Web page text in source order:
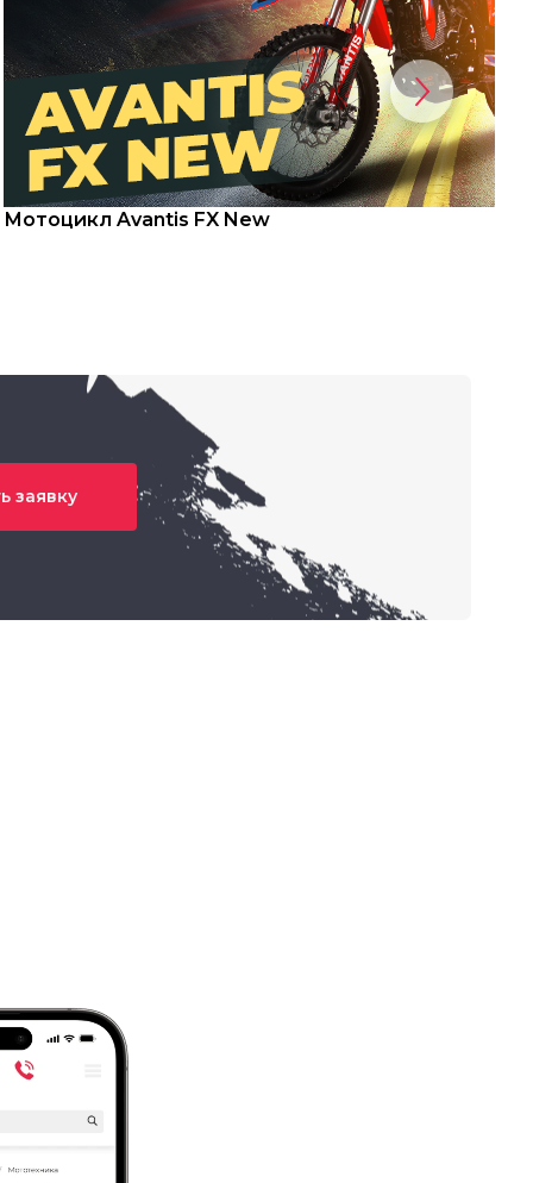
Мотоцикл Avantis FX New
заявку